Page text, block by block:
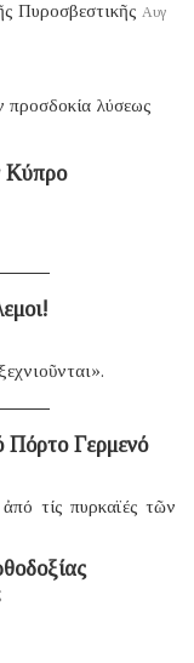
Πυροσβεστικῆς Αυγ
προσδοκία λύσεως
Κύπρο
Πόρτο Γερμενό
τίς πυρκαϊές τῶν